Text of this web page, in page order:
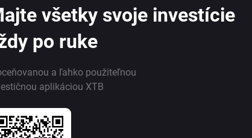
všetky svoje investície
po ruke
a ľahko použiteľnou
aplikáciou XTB